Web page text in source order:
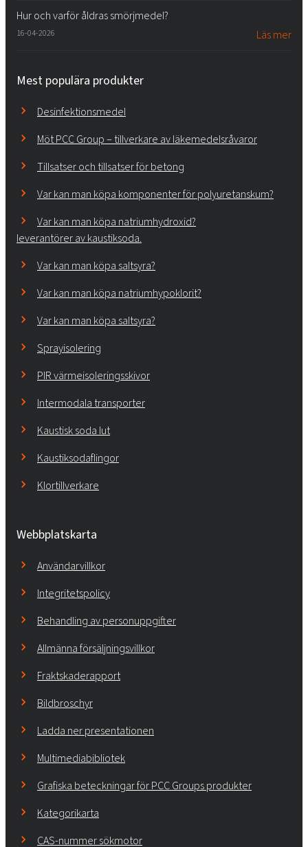
Hur och varför åldras smörjmedel?
16-04-2026 Läs mer
Mest populära produkter
Desinfektionsmedel
Möt PCC Group – tillverkare av läkemedelsråvaror
Tillsatser och tillsatser för betong
Var kan man köpa komponenter för polyuretanskum?
Var kan man köpa natriumhydroxid?
leverantörer av kaustiksoda.
Var kan man köpa saltsyra?
Var kan man köpa natriumhypoklorit?
Var kan man köpa saltsyra?
Sprayisolering
PIR värmeisoleringsskivor
Intermodala transporter
Kaustisk soda lut
Kaustiksodaflingor
Klortillverkare
Webbplatskarta
Användarvillkor
Integritetspolicy
Behandling av personuppgifter
Allmänna försäljningsvillkor
Fraktskaderapport
Bildbroschyr
Ladda ner presentationen
Multimediabibliotek
Grafiska beteckningar för PCC Groups produkter
Kategorikarta
CAS-nummer sökmotor